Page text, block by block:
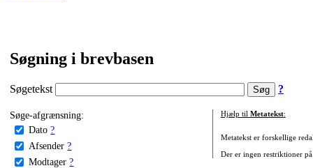
Søgning i brevbasen
Søgetekst ?
Søge-afgrænsning:
Dato ?
Afsender ?
Modtager ?
Hjælp til Metatekst:
Metatekst er forskellige
Der er ingen restriktioner